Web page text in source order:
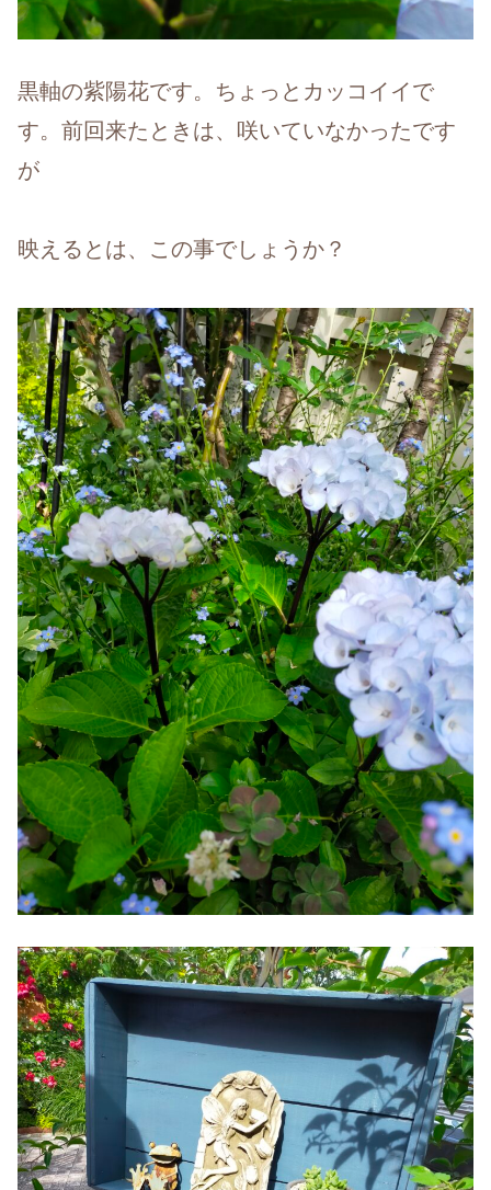
黒軸の紫陽花です。ちょっとカッコイイで
す。前回来たときは、咲いていなかったです
が
映えるとは、この事でしょうか？